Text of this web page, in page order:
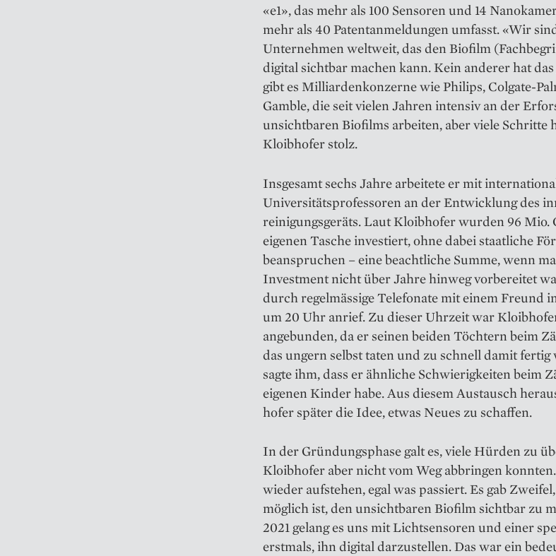
«e1», das mehr als 100 Sensoren und 14
mehr als 40 Patentanmeldungen umfasst. «Wir
Unternehmen weltweit, das den Biofilm
digital sichtbar machen kann. Kein anderer hat
gibt es Milliardenkonzerne wie Philips, Colgate-
Gamble, die seit vielen Jahren intensiv an der
unsichtbaren Biofilms arbeiten, aber viele Schritte
Kloibhofer stolz.
Insgesamt sechs Jahre arbeitete er mit
Universitätsprofessoren an der Entwicklung des
reinigungsgeräts. Laut Kloibhofer wurden 96 Mio.
eigenen Tasche investiert, ohne dabei staatliche
beanspruchen – eine beachtliche Summe, wenn
Investment nicht über Jahre hinweg vorbereitet
durch regelmässige Telefonate mit einem Freund
um 20 Uhr anrief. Zu dieser Uhrzeit war
angebunden, da er seinen beiden Töchtern beim
das ungern selbst taten und zu schnell damit fertig
sagte ihm, dass er ähnliche Schwierigkeiten beim
eigenen Kinder habe. Aus die­sem Austausch
hofer später die Idee, etwas Neues zu schaffen.
In der Gründungsphase galt es, viele Hürden zu
Kloibhofer aber nicht vom Weg abbringen
wieder aufstehen, egal was passiert. Es gab
möglich ist, den unsichtbaren Biofilm sichtbar zu
2021 gelang es uns mit Lichtsensoren und einer
erstmals, ihn digital darzustellen. Das war ein